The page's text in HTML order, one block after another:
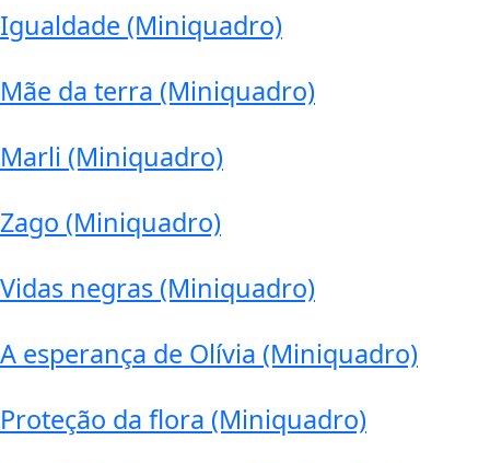
Igualdade (Miniquadro)
Mãe da terra (Miniquadro)
Marli (Miniquadro)
Zago (Miniquadro)
Vidas negras (Miniquadro)
A esperança de Olívia (Miniquadro)
Proteção da flora (Miniquadro)